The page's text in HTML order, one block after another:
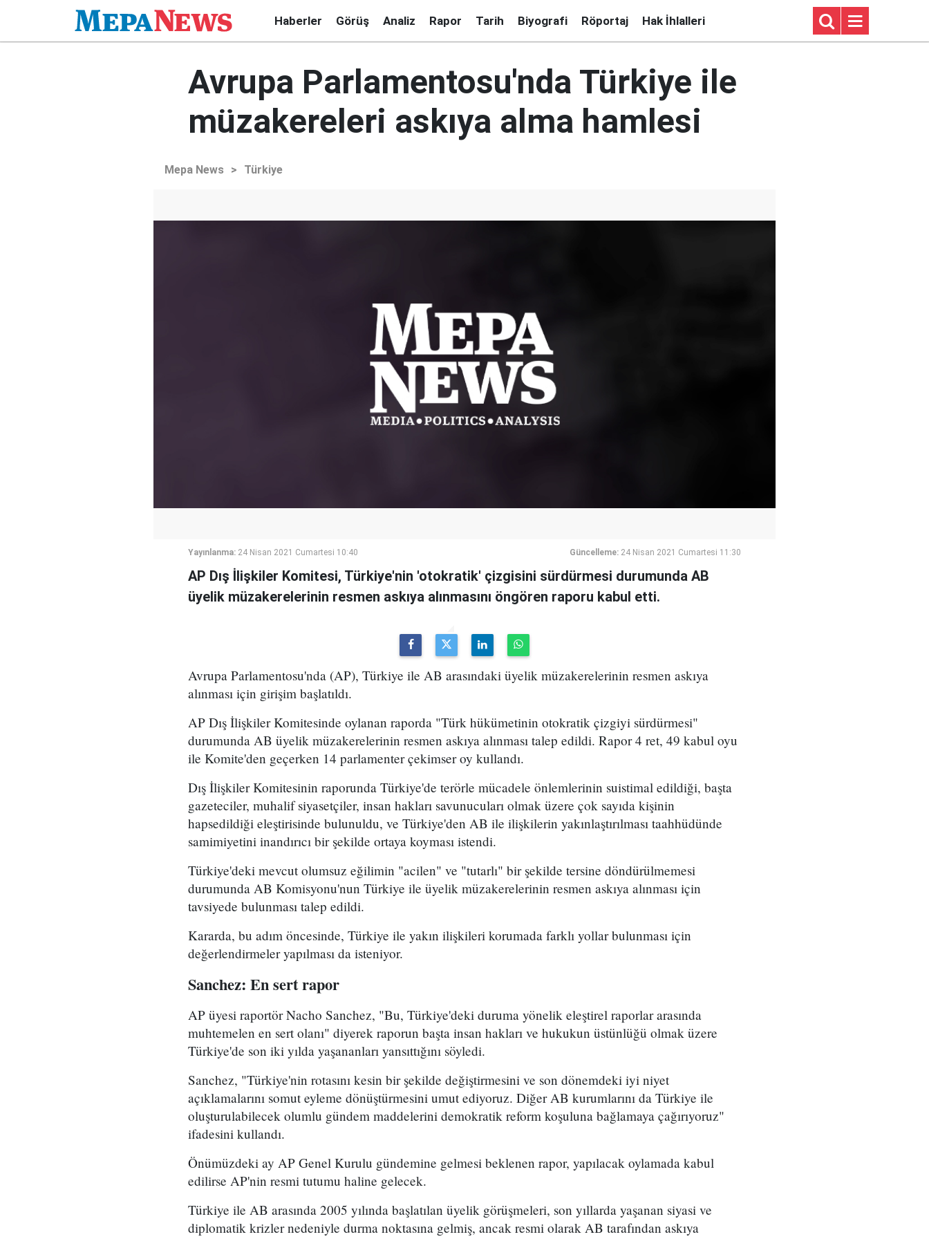
Haberler Görüş Analiz Rapor Tarih Biyografi Röportaj Hak İhlalleri
Avrupa Parlamentosu'nda Türkiye ile
müzakereleri askıya alma hamlesi
Mepa News > Türkiye
Yayınlanma: 24 Nisan 2021 Cumartesi 10:40 Güncelleme: 24 Nisan 2021 Cumartesi 11:30
AP Dış İlişkiler Komitesi, Türkiye'nin 'otokratik' çizgisini sürdürmesi durumunda AB
üyelik müzakerelerinin resmen askıya alınmasını öngören raporu kabul etti.
Avrupa Parlamentosu'nda (AP), Türkiye ile AB arasındaki üyelik müzakerelerinin resmen askıya
alınması için girişim başlatıldı.
AP Dış İlişkiler Komitesinde oylanan raporda "Türk hükümetinin otokratik çizgiyi sürdürmesi"
durumunda AB üyelik müzakerelerinin resmen askıya alınması talep edildi. Rapor 4 ret, 49 kabul oyu
ile Komite'den geçerken 14 parlamenter çekimser oy kullandı.
Dış İlişkiler Komitesinin raporunda Türkiye'de terörle mücadele önlemlerinin suistimal edildiği, başta
gazeteciler, muhalif siyasetçiler, insan hakları savunucuları olmak üzere çok sayıda kişinin
hapsedildiği eleştirisinde bulunuldu, ve Türkiye'den AB ile ilişkilerin yakınlaştırılması taahhüdünde
samimiyetini inandırıcı bir şekilde ortaya koyması istendi.
Türkiye'deki mevcut olumsuz eğilimin "acilen" ve "tutarlı" bir şekilde tersine döndürülmemesi
durumunda AB Komisyonu'nun Türkiye ile üyelik müzakerelerinin resmen askıya alınması için
tavsiyede bulunması talep edildi.
Kararda, bu adım öncesinde, Türkiye ile yakın ilişkileri korumada farklı yollar bulunması için
değerlendirmeler yapılması da isteniyor.
Sanchez: En sert rapor
AP üyesi raportör Nacho Sanchez, "Bu, Türkiye'deki duruma yönelik eleştirel raporlar arasında
muhtemelen en sert olanı" diyerek raporun başta insan hakları ve hukukun üstünlüğü olmak üzere
Türkiye'de son iki yılda yaşananları yansıttığını söyledi.
Sanchez, "Türkiye'nin rotasını kesin bir şekilde değiştirmesini ve son dönemdeki iyi niyet
açıklamalarını somut eyleme dönüştürmesini umut ediyoruz. Diğer AB kurumlarını da Türkiye ile
oluşturulabilecek olumlu gündem maddelerini demokratik reform koşuluna bağlamaya çağırıyoruz"
ifadesini kullandı.
Önümüzdeki ay AP Genel Kurulu gündemine gelmesi beklenen rapor, yapılacak oylamada kabul
edilirse AP'nin resmi tutumu haline gelecek.
Türkiye ile AB arasında 2005 yılında başlatılan üyelik görüşmeleri, son yıllarda yaşanan siyasi ve
diplomatik krizler nedeniyle durma noktasına gelmiş, ancak resmi olarak AB tarafından askıya